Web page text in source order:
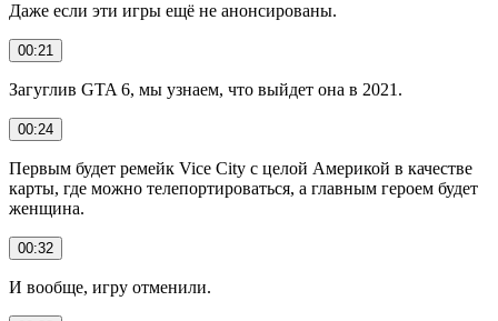
Даже если эти игры ещё не анонсированы.
00:21
Загуглив GTA 6, мы узнаем, что выйдет она в 2021.
00:24
Первым будет ремейк Vice City с целой Америкой в качестве
карты, где можно телепортироваться, а главным героем будет
женщина.
00:32
И вообще, игру отменили.